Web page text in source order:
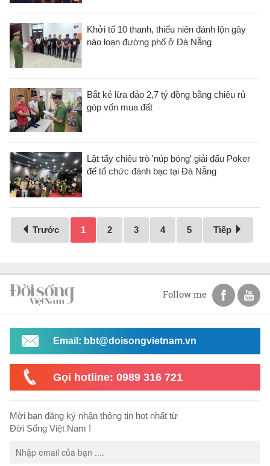
Khởi tố 10 thanh, thiếu niên đánh lộn gây
náo loạn đường phố ở Đà Nẵng
Bắt kẻ lừa đảo 2,7 tỷ đồng bằng chiêu rủ
góp vốn mua đất
Lật tẩy chiêu trò 'núp bóng' giải đấu Poker
để tổ chức đánh bạc tại Đà Nẵng
Trước 1 2 3 4 5 Tiếp
Follow me
Email: bbt@doisongvietnam.vn
Gọi hotline: 0989 316 721
Mời bạn đăng ký nhận thông tin hot nhất từ
Đời Sống Việt Nam !